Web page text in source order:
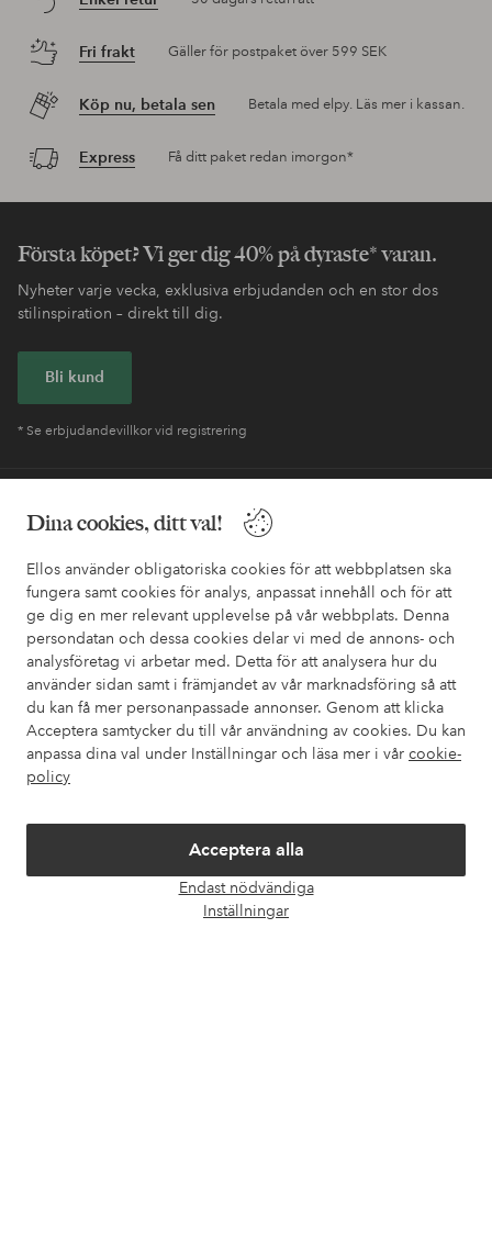
Dina cookies, ditt val!
Ellos använder obligatoriska cookies för att webbplatsen ska
fungera samt cookies för analys, anpassat innehåll och för att
ge dig en mer relevant upplevelse på vår webbplats. Denna
persondatan och dessa cookies delar vi med de annons- och
analysföretag vi arbetar med. Detta för att analysera hur du
använder sidan samt i främjandet av vår marknadsföring så att
du kan få mer personanpassade annonser. Genom att klicka
Acceptera samtycker du till vår användning av cookies. Du kan
anpassa dina val under Inställningar och läsa mer i vår cookie-
policy
Acceptera alla
Endast nödvändiga
Inställningar
Fri frakt Gäller för postpaket över 599 SEK
Köp nu, betala sen Betala med elpy. Läs mer i kassan.
Express Få ditt paket redan imorgon*
Första köpet? Vi ger dig 40% på dyraste* varan.
Nyheter varje vecka, exklusiva erbjudanden och en stor dos
stilinspiration – direkt till dig.
Bli kund
* Se erbjudandevillkor vid registrering
också information om hur du enklast kontaktar oss.
Kundservice Beställning Betalsätt
Mina sidor
Om Ellos